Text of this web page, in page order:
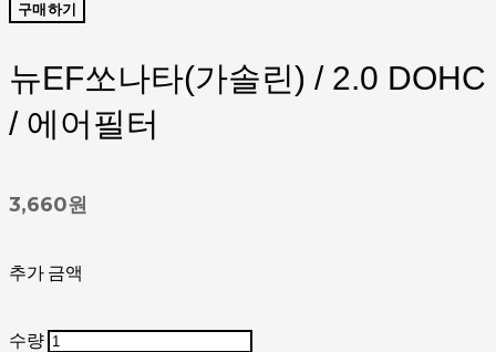
구매하기
뉴EF쏘나타(가솔린) / 2.0 DOHC
/ 에어필터
3,660원
추가 금액
수량